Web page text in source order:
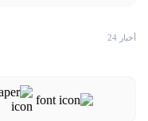
أخبار 24